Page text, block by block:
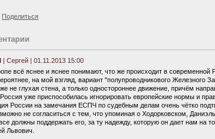
Поделиться
| Сергей | 01.11.2013 15:00
всё яснее и яснее понимают, что же происходит в современной
на мой взгляд, вариант "полупроводникового Железного
не глухая стена, а только одностороннее движение, причём
уже приспособилась игнорировать европейские нормы и
России на замечания ЕСПЧ по судебным делам очень чётко
не согласиться с тем, что упоминая о Ходорковском,
должны поддержать его, за ту надежду, которую он дает нам на
Львович.